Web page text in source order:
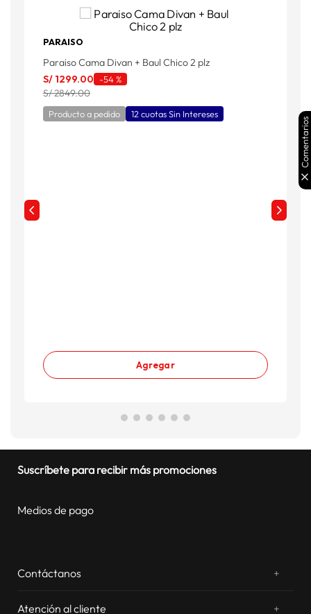
PARAISO
Paraiso Cama Divan + Baul Chico 2 plz
S/ 1299.00 -54 %
S/ 2849.00
Producto a pedido 12 cuotas Sin Intereses
Agregar
Suscríbete para recibir más promociones
Medios de pago
Contáctanos +
Atención al cliente
+
Comentarios